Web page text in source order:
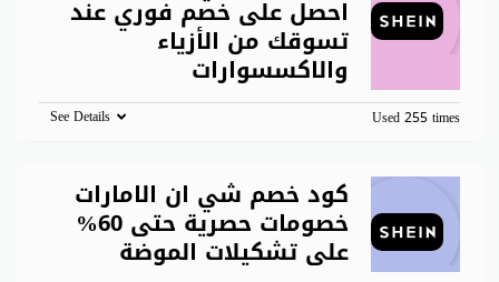
احصل على خصم فوري عند
تسوقك من الأزياء
والاكسسوارات
Used 255 times
See Details
كود خصم شي ان الامارات
خصومات حصرية حتى 60%
على تشكيلات الموضة